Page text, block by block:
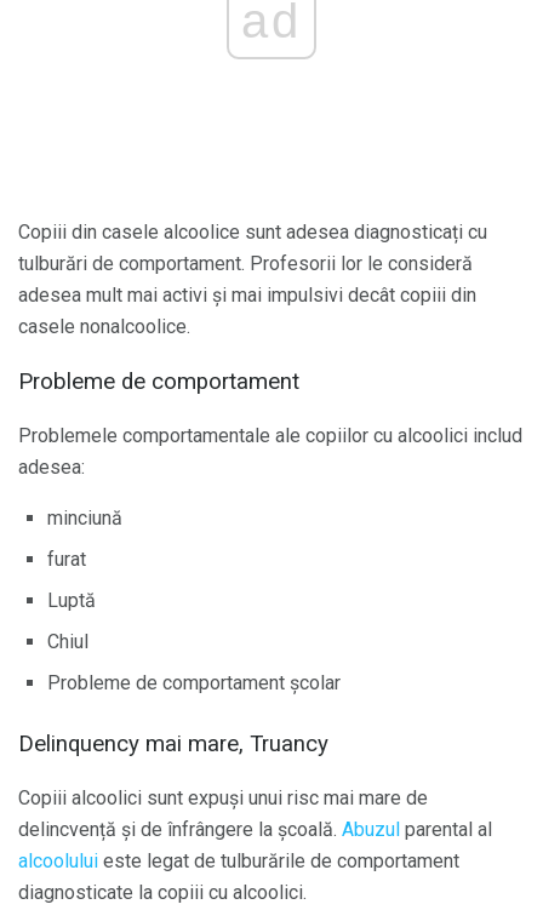
ad
Copiii din casele alcoolice sunt adesea diagnosticați cu
tulburări de comportament. Profesorii lor le consideră
adesea mult mai activi și mai impulsivi decât copiii din
casele nonalcoolice.
Probleme de comportament
Problemele comportamentale ale copiilor cu alcoolici includ
adesea:
minciună
furat
Luptă
Chiul
Probleme de comportament școlar
Delinquency mai mare, Truancy
Copiii alcoolici sunt expuși unui risc mai mare de
delincvență și de înfrângere la școală. Abuzul parental al
alcoolului este legat de tulburările de comportament
diagnosticate la copiii cu alcoolici.